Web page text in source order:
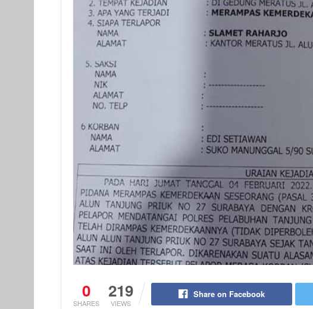
0
SHARES
219
VIEWS
Share on Facebook